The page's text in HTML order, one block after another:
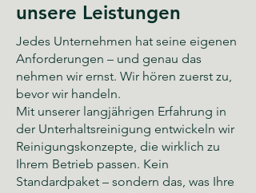
unsere Leistungen
Jedes Unternehmen hat seine eigenen
Anforderungen – und genau das
nehmen wir ernst. Wir hören zuerst zu,
bevor wir handeln.
Mit unserer langjährigen Erfahrung in
der Unterhaltsreinigung entwickeln wir
Reinigungskonzepte, die wirklich zu
Ihrem Betrieb passen. Kein
Standardpaket – sondern das, was Ihre